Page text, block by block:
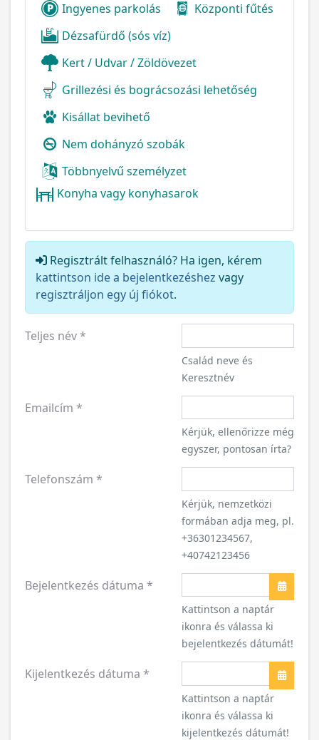
Ingyenes parkolás
Központi fűtés
Dézsafürdő (sós víz)
Kert / Udvar / Zöldövezet
Grillezési és bográcsozási lehetőség
Kisállat bevihető
Nem dohányzó szobák
Többnyelvű személyzet
Konyha vagy konyhasarok
Regisztrált felhasználó? Ha igen, kérem
kattintson ide a bejelentkezéshez vagy
regisztráljon egy új fiókot.
Teljes név*
Család neve és
Keresztnév
Emailcím *
Kérjük, ellenőrizze még
egyszer, pontosan írta?
Telefonszám *
Kérjük, nemzetközi
formában adja meg, pl.
+36301234567,
+40742123456
Bejelentkezés dátuma *
Naptár
Kattintson a naptár
ikonra és válassa ki
bejelentkezés dátumát!
Kijelentkezés dátuma *
Naptár
Kattintson a naptár
ikonra és válassa ki
kijelentkezés dátumát!